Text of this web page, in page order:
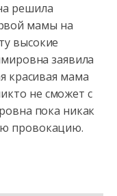
решила
мамы на
высокие
заявила
красивая мама
не сможет с
пока никак
провокацию.